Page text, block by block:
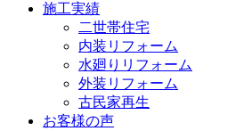
施工実績
二世帯住宅
内装リフォーム
水廻りリフォーム
外装リフォーム
古民家再生
お客様の声